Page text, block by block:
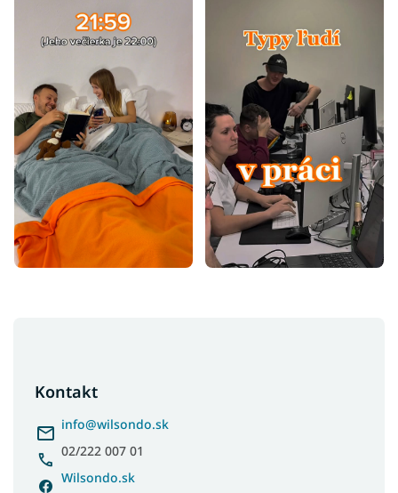
Kontakt
info@wilsondo.sk
02/222 007 01
Wilsondo.sk